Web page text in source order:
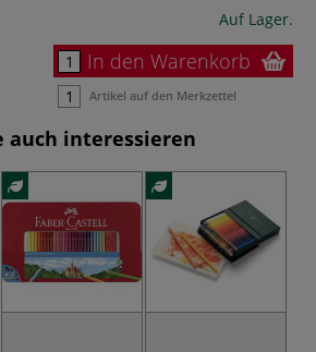
Auf Lager.
In den Warenkorb
Artikel auf den Merkzettel
auch interessieren